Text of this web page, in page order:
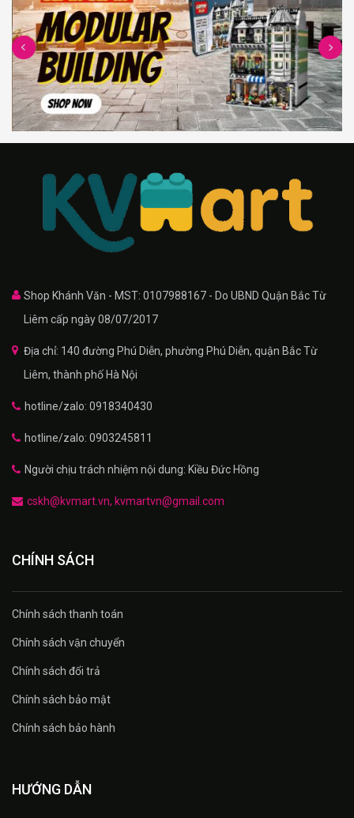
Shop Khánh Văn - MST: 0107988167 - Do UBND Quận Bắc Từ
Liêm cấp ngày 08/07/2017
Địa chỉ: 140 đường Phú Diễn, phường Phú Diễn, quận Bắc Từ
Liêm, thành phố Hà Nội
hotline/zalo: 0918340430
hotline/zalo: 0903245811
Người chịu trách nhiệm nội dung: Kiều Đức Hồng
cskh@kvmart.vn, kvmartvn@gmail.com
CHÍNH SÁCH
Chính sách thanh toán
Chính sách vận chuyển
Chính sách đổi trả
Chính sách bảo mật
Chính sách bảo hành
HƯỚNG DẪN